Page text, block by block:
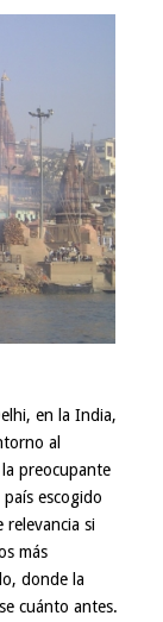
en la India,
al
preocupante
escogido
relevancia si
más
donde la
cuánto antes.